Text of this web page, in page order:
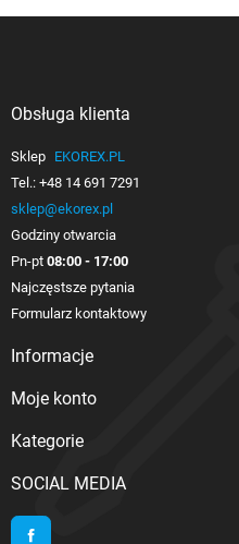
Obsługa klienta
Sklep EKOREX.PL
Tel.: +48 14 691 7291
sklep@ekorex.pl
Godziny otwarcia
Pn-pt 08:00 - 17:00
Najczęstsze pytania
Formularz kontaktowy
Informacje
Moje konto
Kategorie
SOCIAL MEDIA